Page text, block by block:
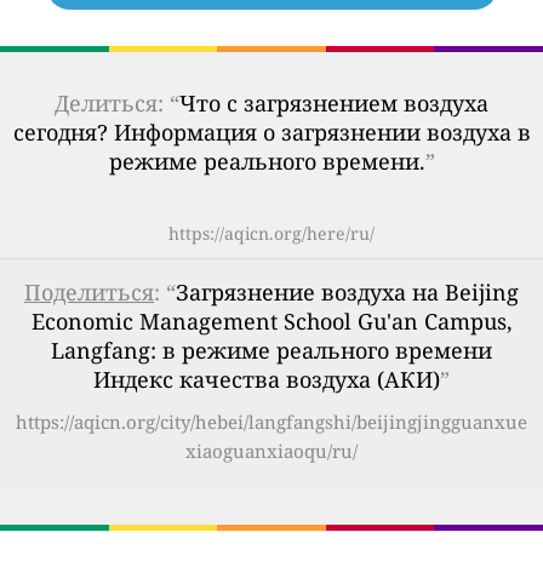
Делиться: “Что с загрязнением воздуха
сегодня? Информация о загрязнении воздуха в
режиме реального времени.”
https://aqicn.org/here/ru/
Поделиться: “Загрязнение воздуха на Beijing
Economic Management School Gu'an Campus,
Langfang: в режиме реального времени
Индекс качества воздуха (АКИ)”
https://aqicn.org/city/hebei/langfangshi/beijingjingguanxue
xiaoguanxiaoqu/ru/